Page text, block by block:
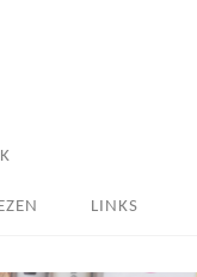
LINKS